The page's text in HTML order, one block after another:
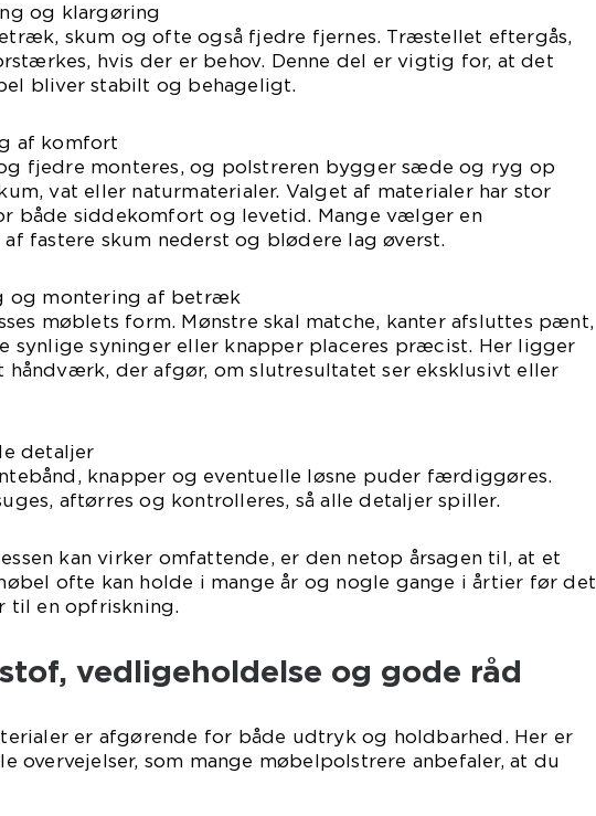
og klargøring
skum og ofte også fjedre fjernes. Træstellet eftergås,
hvis der er behov. Denne del er vigtig for, at det
bliver stabilt og behageligt.
af komfort
fjedre monteres, og polstreren bygger sæde og ryg op
vat eller naturmaterialer. Valget af materialer har stor
både siddekomfort og levetid. Mange vælger en
fastere skum nederst og blødere lag øverst.
og montering af betræk
møblets form. Mønstre skal matche, kanter afsluttes pænt,
synlige syninger eller knapper placeres præcist. Her ligger
håndværk, der afgør, om slutresultatet ser eksklusivt eller
detaljer
knapper og eventuelle løsne puder færdiggøres.
aftørres og kontrolleres, så alle detaljer spiller.
kan virker omfattende, er den netop årsagen til, at et
ofte kan holde i mange år og nogle gange i årtier før det
til en opfriskning.
vedligeholdelse og gode råd
er afgørende for både udtryk og holdbarhed. Her er
overvejelser, som mange møbelpolstrere anbefaler, at du